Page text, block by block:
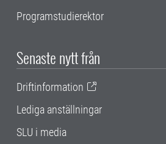
Programstudierektor
Senaste nytt från
Driftinformation
Lediga anställningar
SLU i media